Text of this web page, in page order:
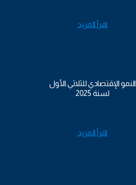
اقرأ المزيد
النمو الإقتصادي للثلاثي الأول
لسنة 2025
اقرأ المزيد